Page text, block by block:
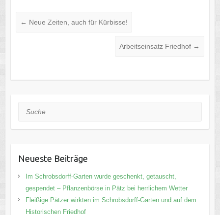
← Neue Zeiten, auch für Kürbisse!
Arbeitseinsatz Friedhof →
Suche
Neueste Beiträge
Im Schrobsdorff-Garten wurde geschenkt, getauscht,
gespendet – Pflanzenbörse in Pätz bei herrlichem Wetter
Fleißige Pätzer wirkten im Schrobsdorff-Garten und auf dem
Historischen Friedhof